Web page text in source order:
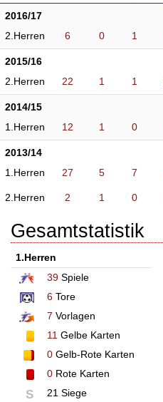
2016/17
2.Herren
6 0 1
2015/16
2.Herren
22 1 1
2014/15
1.Herren
12 1 0
2013/14
1.Herren
27 5 7
2.Herren 2 1 0
Gesamtstatistik
1.Herren
39 Spiele
6 Tore
7 Vorlagen
11 Gelbe Karten
0 Gelb-Rote Karten
0 Rote Karten
S 21 Siege